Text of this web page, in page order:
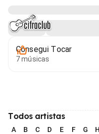
Consegui Tocar
7 músicas
Todos artistas
A B C D E F G H